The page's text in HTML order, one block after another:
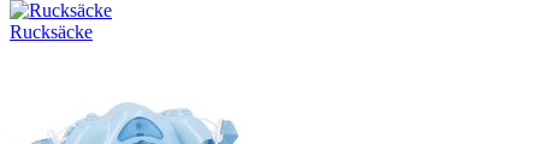
Rucksäcke